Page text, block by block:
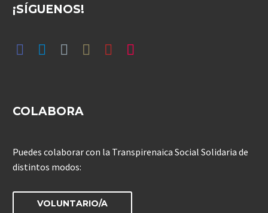
¡SÍGUENOS!
COLABORA
Puedes colaborar con la Transpirenaica Social Solidaria de
distintos modos:
VOLUNTARIO/A